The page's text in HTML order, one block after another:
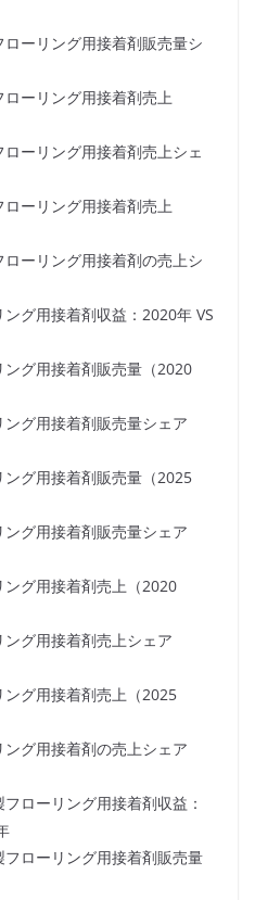
ローリング用接着剤販売量シ
ローリング用接着剤売上
ーリング用接着剤売上シェ
ローリング用接着剤売上
ローリング用接着剤の売上シ
グ用接着剤収益：2020年 VS
ング用接着剤販売量（2020
ング用接着剤販売量シェア
ング用接着剤販売量（2025
ング用接着剤販売量シェア
ング用接着剤売上（2020
ング用接着剤売上シェア
ング用接着剤売上（2025
ング用接着剤の売上シェア
ローリング用接着剤収益：
フローリング用接着剤販売量